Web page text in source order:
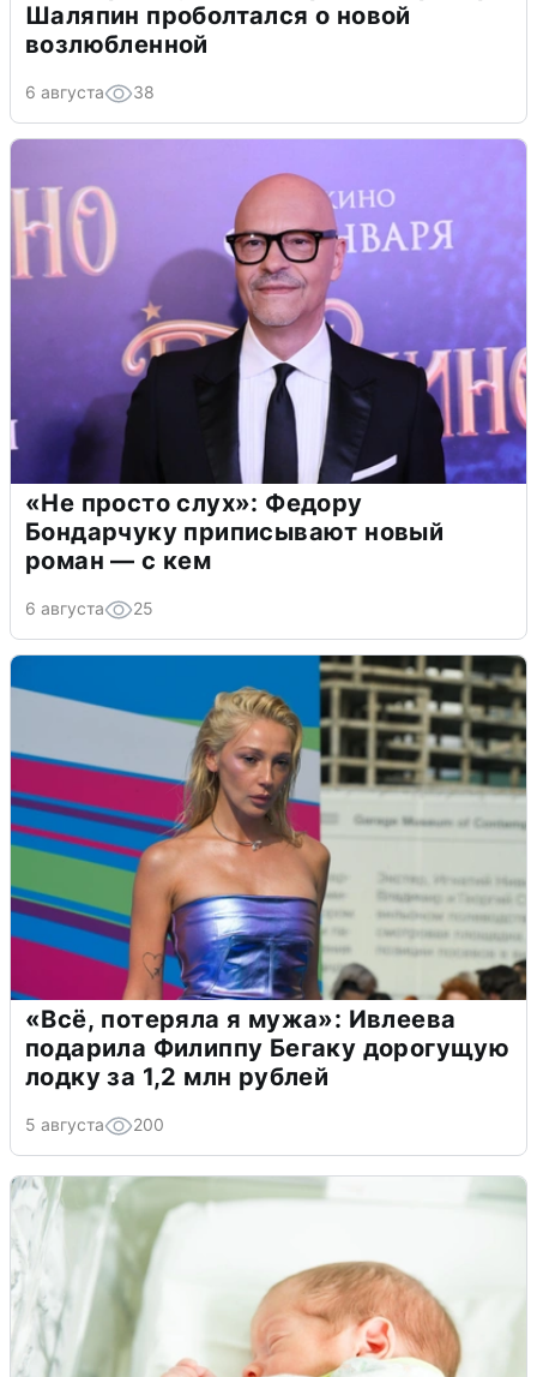
Шаляпин проболтался о новой
возлюбленной
6 августа 38
«Не просто слух»: Федору
Бондарчуку приписывают новый
роман — с кем
6 августа 25
«Всё, потеряла я мужа»: Ивлеева
подарила Филиппу Бегаку дорогущую
лодку за 1,2 млн рублей
5 августа 200